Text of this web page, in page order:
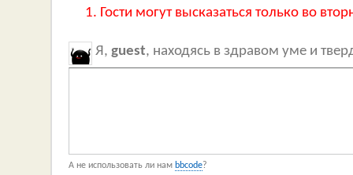
Гости могут высказаться только во
Я, guest, находясь в здравом уме и
А не использовать ли нам bbcode?